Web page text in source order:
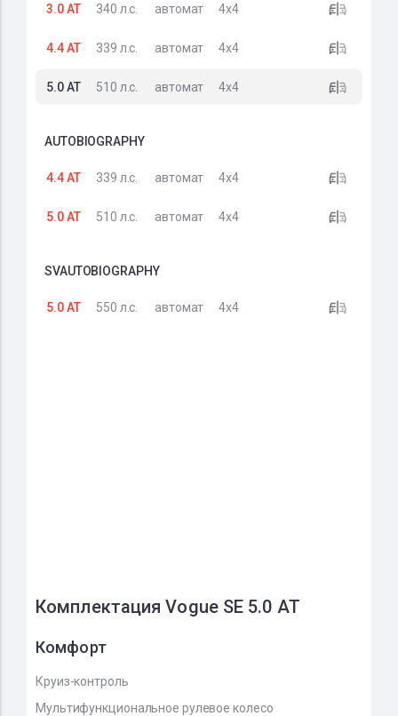
3.0 AT 340 л.с. автомат 4x4
4.4 AT 339 л.с. автомат 4x4
5.0 AT 510 л.с. автомат 4x4
AUTOBIOGRAPHY
4.4 AT 339 л.с. автомат 4x4
5.0 AT 510 л.с. автомат 4x4
SVAUTOBIOGRAPHY
5.0 AT 550 л.с. автомат 4x4
Комплектация Vogue SE 5.0 AT
Комфорт
Круиз-контроль
Мультифункциональное рулевое колесо